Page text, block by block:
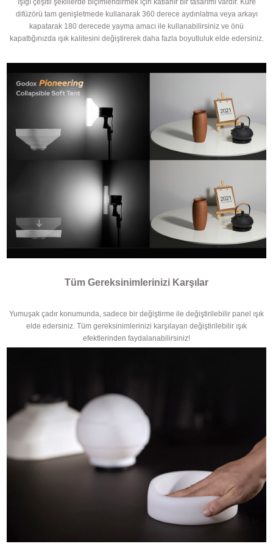
Işığı çeşitli şekillerde biçimlendirmek için katlanır bir tasarımı vardır. Küre
difüzörü tam genişletmede kullanarak 360 derece aydınlatma veya arkayı
kapatarak 180 derecede yayma amacı ile kullanabilirsiniz ve önü
kapattığınızda ışık kalitesini değiştirerek daha fazla boyutluluk elde edersiniz.
Tüm Gereksinimlerinizi Karşılar
Yumuşak çadır konumunda, sadece bir değiştirme ile değiştirilebilir panel ışık
elde edersiniz. Tüm gereksinimlerinizi karşılayan değiştirilebilir ışık
efektlerinden faydalanabilirsiniz!